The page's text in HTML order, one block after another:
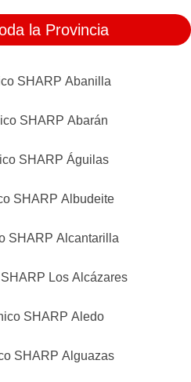
la Provincia
SHARP Abanilla
SHARP Abarán
SHARP Águilas
SHARP Albudeite
SHARP Alcantarilla
Los Alcázares
SHARP Aledo
SHARP Alguazas